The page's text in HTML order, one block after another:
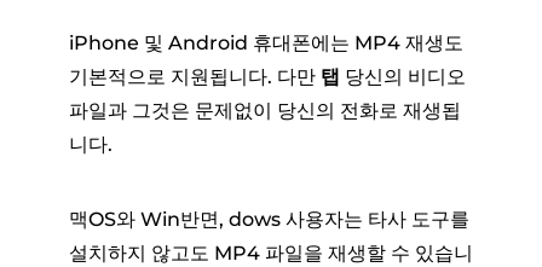
iPhone 및 Android 휴대폰에는 MP4 재생도
기본적으로 지원됩니다. 다만 탭 당신의 비디오
파일과 그것은 문제없이 당신의 전화로 재생됩
니다.
맥OS와 Win반면, dows 사용자는 타사 도구를
설치하지 않고도 MP4 파일을 재생할 수 있습니